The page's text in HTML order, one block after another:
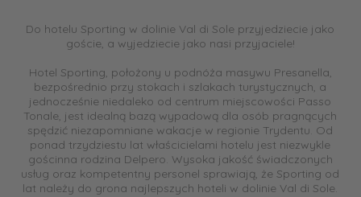
Do hotelu Sporting w dolinie Val di Sole przyjedziecie jako
goście, a wyjedziecie jako nasi przyjaciele!
Hotel Sporting, położony u podnóża masywu Presanella,
bezpośrednio przy stokach i szlakach turystycznych, a
jednocześnie niedaleko od centrum miejscowości Passo
Tonale, jest idealną bazą wypadową dla osób pragnących
spędzić niezapomniane wakacje w regionie Trydentu. Od
ponad trzydziestu lat właścicielami hotelu jest niezwykle
gościnna rodzina Delpero. Wysoka jakość świadczonych
usług oraz kompetentny personel sprawiają, że Sporting od
lat należy do grona najlepszych hoteli w dolinie Val di Sole.